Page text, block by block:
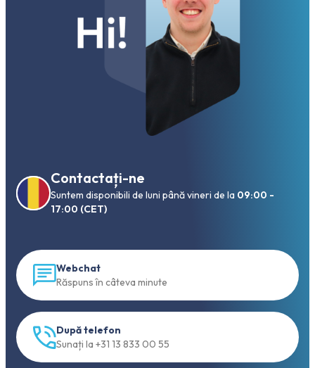
Contactați-ne
Suntem disponibili de luni până vineri de la 09:00 -
17:00 (CET)
Webchat
Răspuns în câteva minute
După telefon
Sunați la +31 13 833 00 55